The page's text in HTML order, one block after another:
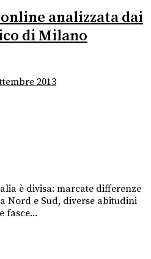
analizzata dai
di Milano
2013
è divisa: marcate differenze
Nord e Sud, diverse abitudini
fasce...